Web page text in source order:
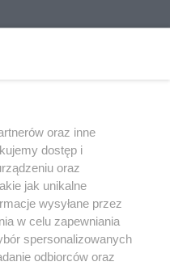
Praca Łódź
oraz inne
dostęp i
oraz
jak unikalne
wysyłane przez
w celu zapewniania
spersonalizowanych
odbiorców oraz